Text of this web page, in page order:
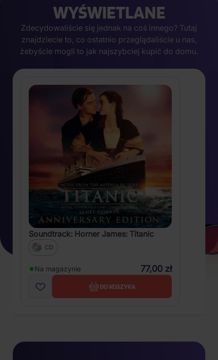
WYŚWIETLANE
Zdecydowaliście się jednak na coś innego? Tutaj
znajdziecie to, co ostatnio przeglądaliście u nas,
żebyście mogli to jak najszybciej kupić do domu.
Soundtrack: Horner James: Titanic
CD
Na magazynie 77,00 zł
DO KOSZYKA